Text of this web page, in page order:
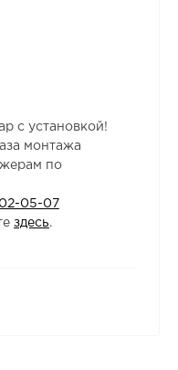
с установкой!
монтажа
по
05-07
здесь.